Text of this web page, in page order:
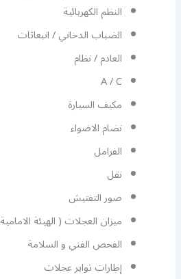
النظم الكهربائية
الضباب الدخاني / انبعاثات
العادم / نظام
A / C
مكيف السيارة
نضام الاضواء
الفرامل
نقل
صور التفتيش
ميزان العجلات ( الهيئة الامامية
الفحص الفني و السلامة
إطارات تواير عجلات